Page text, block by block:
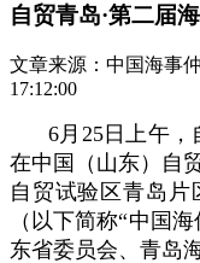
自贸青岛·第二届
文章来源：中国海事
17:12:00
6月25日上午，
在中国（山东）自
自贸试验区青岛片
（以下简称“中国
东省委员会、青岛